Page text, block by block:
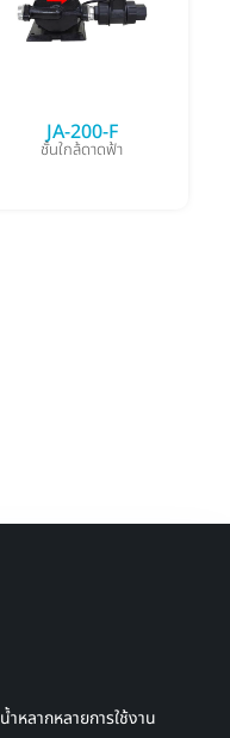
JA-200-F
ชั้นใกล้ดาดฟ้า
หลากหลายการใช้งาน